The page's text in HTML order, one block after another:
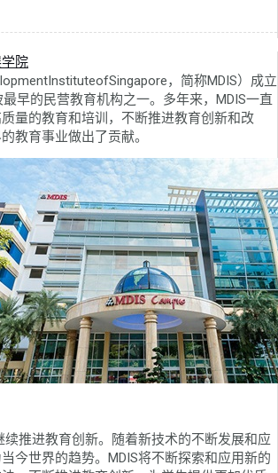
院
，简称MDIS）成立
早的民营教育机构之一。多年来，MDIS一直
量的教育和培训，不断推进教育创新和改
教育事业做出了贡献。
推进教育创新。随着新技术的不断发展和应
今世界的趋势。MDIS将不断探索和应用新的